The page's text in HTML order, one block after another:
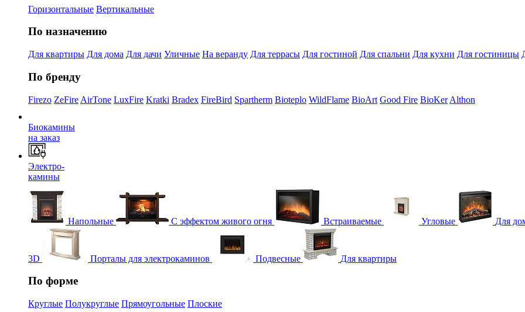
Горизонтальные Вертикальные
По назначению
Для квартиры Для дома Для дачи Уличные На веранду Для террасы Для гостиной Для спальни Для кухни Для гостиницы
По бренду
Firezo ZeFire AirTone LuxFire Kratki Bradex FireBird Spartherm Bioteplo WildFlame BioArt Good Fire BioKer Althon
Биокамины
на заказ
Электро-
камины
Напольные С эффектом живого огня Встраиваемые Угловые Для
3D Порталы для электрокаминов Подвесные Для квартиры
По форме
Круглые Полукруглые Прямоугольные Плоские